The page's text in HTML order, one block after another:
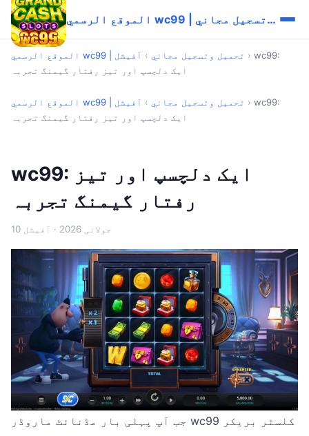
الموقع الرسمي wc99 | تحميل وتسجيل مجاني
الموقع الرسمي wc99 | تحميل وتسجيل مجاني › آفیشل › wc99:
ایک دلچسپ اور تیز رفتار گیمنگ تجربہ
الموقع الرسمي wc99 | تحميل وتسجيل مجاني › آفیشل › wc99:
ایک دلچسپ اور تیز رفتار گیمنگ تجربہ
wc99: ایک دلچسپ اور تیز
رفتار گیمنگ تجربہ
10 جولائی 2026 · آفیشل
جب آپ پہلی بار مڈنائٹ ماروڈر wc99 کلسٹر بریکر